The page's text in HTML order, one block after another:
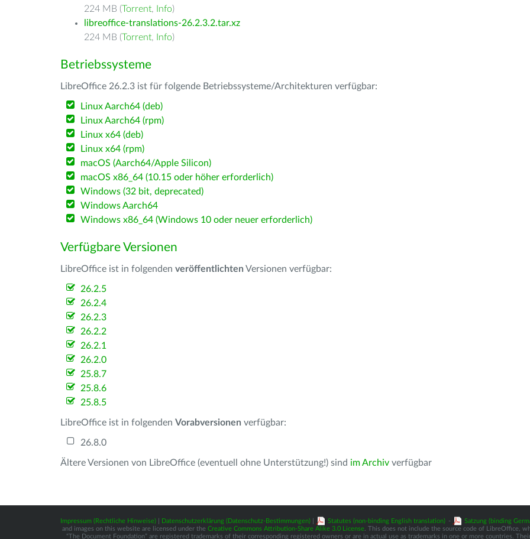
224 MB (Torrent, Info)
libreoffice-translations-26.2.3.2.tar.xz
224 MB (Torrent, Info)
Betriebssysteme
LibreOffice 26.2.3 ist für folgende Betriebssysteme/Architekturen verfügbar:
Linux Aarch64 (deb)
Linux Aarch64 (rpm)
Linux x64 (deb)
Linux x64 (rpm)
macOS (Aarch64/Apple Silicon)
macOS x86_64 (10.15 oder höher erforderlich)
Windows (32 bit, deprecated)
Windows Aarch64
Windows x86_64 (Windows 10 oder neuer erforderlich)
Verfügbare Versionen
LibreOffice ist in folgenden veröffentlichten Versionen verfügbar:
26.2.5
26.2.4
26.2.3
26.2.2
26.2.1
26.2.0
25.8.7
25.8.6
25.8.5
LibreOffice ist in folgenden Vorabversionen verfügbar:
26.8.0
Ältere Versionen von LibreOffice (eventuell ohne Unterstützung!) sind im Archiv verfügbar
Impressum (Rechtliche Hinweise) Datenschutzerklärung (Datenschutz-Bestimmungen) Statutes (non-binding English translation) - Satzung (binding
and images on this website are licensed under the Creative Commons Attribution-Share Alike 3.0 License. This does not include the source code of LibreOffice,
“The Document Foundation” are registered trademarks of their corresponding registered owners or are in actual use as trademarks in one or more countries.